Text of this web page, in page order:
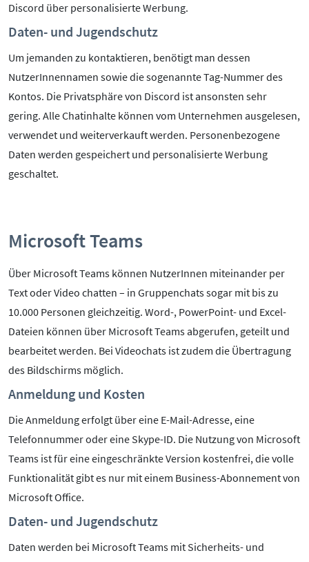
Discord über personalisierte Werbung.
Daten- und Jugendschutz
Um jemanden zu kontaktieren, benötigt man dessen
NutzerInnennamen sowie die sogenannte Tag-Nummer des
Kontos. Die Privatsphäre von Discord ist ansonsten sehr
gering. Alle Chatinhalte können vom Unternehmen ausgelesen,
verwendet und weiterverkauft werden. Personenbezogene
Daten werden gespeichert und personalisierte Werbung
geschaltet.
Microsoft Teams
Über Microsoft Teams können NutzerInnen miteinander per
Text oder Video chatten – in Gruppenchats sogar mit bis zu
10.000 Personen gleichzeitig. Word-, PowerPoint- und Excel-
Dateien können über Microsoft Teams abgerufen, geteilt und
bearbeitet werden. Bei Videochats ist zudem die Übertragung
des Bildschirms möglich.
Anmeldung und Kosten
Die Anmeldung erfolgt über eine E-Mail-Adresse, eine
Telefonnummer oder eine Skype-ID. Die Nutzung von Microsoft
Teams ist für eine eingeschränkte Version kostenfrei, die volle
Funktionalität gibt es nur mit einem Business-Abonnement von
Microsoft Office.
Daten- und Jugendschutz
Daten werden bei Microsoft Teams mit Sicherheits- und